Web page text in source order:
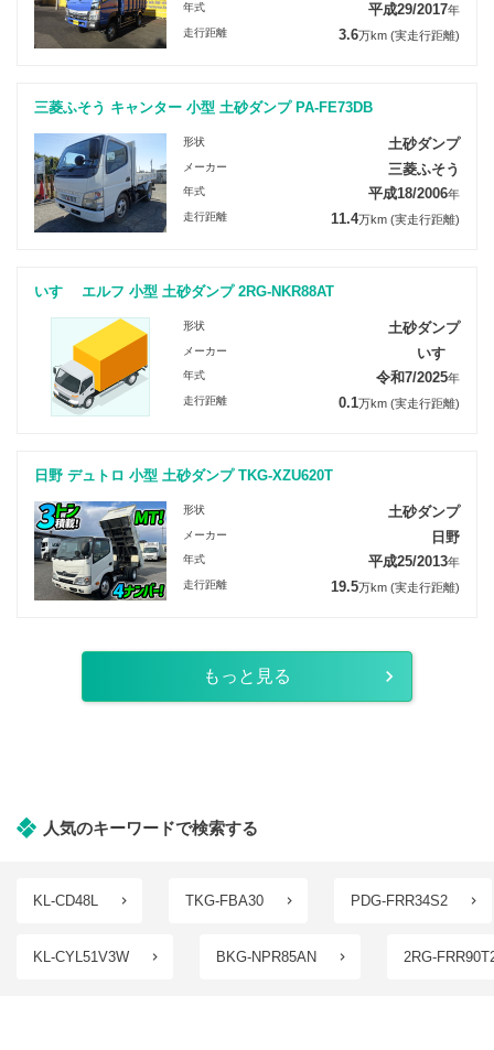
年式 平成29/2017年
走行距離 3.6万km (実走行距離)
三菱ふそう キャンター 小型 土砂ダンプ PA-FE73DB
形状 土砂ダンプ
メーカー 三菱ふそう
年式 平成18/2006年
走行距離 11.4万km (実走行距離)
いすゞ エルフ 小型 土砂ダンプ 2RG-NKR88AT
形状 土砂ダンプ
メーカー いすゞ
年式 令和7/2025年
走行距離 0.1万km (実走行距離)
日野 デュトロ 小型 土砂ダンプ TKG-XZU620T
形状 土砂ダンプ
メーカー 日野
年式 平成25/2013年
走行距離 19.5万km (実走行距離)
もっと見る
人気のキーワードで検索する
KL-CD48L TKG-FBA30 PDG-FRR34S2
KL-CYL51V3W BKG-NPR85AN 2RG-